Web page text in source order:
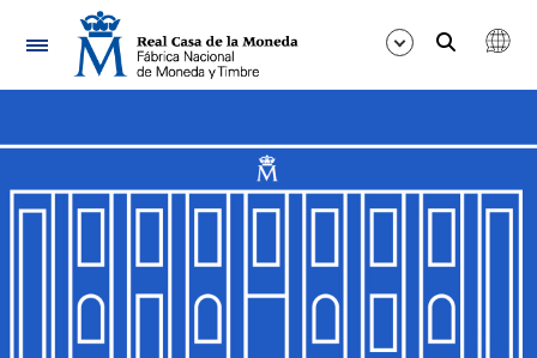
Navegació
Mostra/Amaga
Mostra/Amaga
Mostra/Amaga